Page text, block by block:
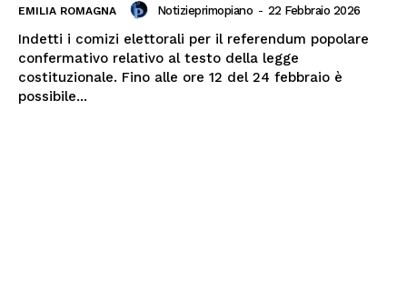
EMILIA ROMAGNA Notizieprimopiano - 22 Febbraio 2026
Indetti i comizi elettorali per il referendum popolare
confermativo relativo al testo della legge
costituzionale. Fino alle ore 12 del 24 febbraio è
possibile...